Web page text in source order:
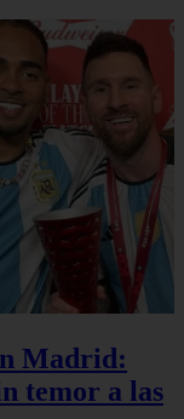
Madrid:
temor a las